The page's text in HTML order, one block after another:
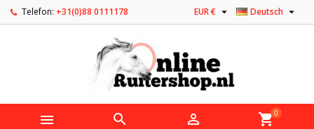
Telefon: +31(0)88 0111178 Deutsch 
EUR € 
   shopping_cart0